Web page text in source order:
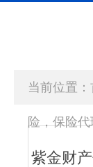
当前位置：
险，保险
紫金财